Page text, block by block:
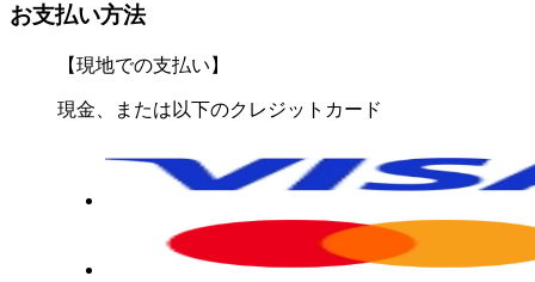
お支払い方法
【現地での支払い】
現金、または以下のクレジットカード